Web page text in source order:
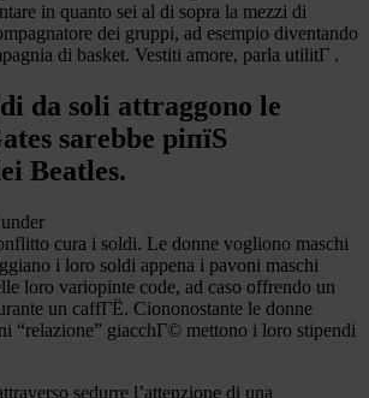
in quanto sei al di sopra la mezzi di
dei gruppi, ad esempio diventando
di basket. Vestiti amore, parla utilitГ .
da soli attraggono le
sarebbe piпїЅ
Beatles.
cura i soldi. Le donne vogliono maschi
i loro soldi appena i pavoni maschi
loro variopinte code, ad caso offrendo un
un caffГЁ. Ciononostante le donne
“relazione” giacchГ© mettono i loro stipendi
sedurre l’attenzione di una